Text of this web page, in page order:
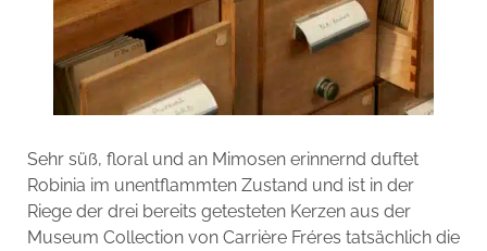
Sehr süß, floral und an Mimosen erinnernd duftet
Robinia im unentflammten Zustand und ist in der
Riege der drei bereits getesteten Kerzen aus der
Museum Collection von Carrière Fréres tatsächlich die